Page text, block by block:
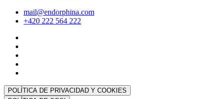
mail@endorphina.com
+420 222 564 222
POLÍTICA DE PRIVACIDAD Y COOKIES